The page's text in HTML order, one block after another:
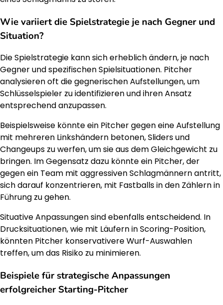
Wie variiert die Spielstrategie je nach Gegner und
Situation?
Die Spielstrategie kann sich erheblich ändern, je nach
Gegner und spezifischen Spielsituationen. Pitcher
analysieren oft die gegnerischen Aufstellungen, um
Schlüsselspieler zu identifizieren und ihren Ansatz
entsprechend anzupassen.
Beispielsweise könnte ein Pitcher gegen eine Aufstellung
mit mehreren Linkshändern betonen, Sliders und
Changeups zu werfen, um sie aus dem Gleichgewicht zu
bringen. Im Gegensatz dazu könnte ein Pitcher, der
gegen ein Team mit aggressiven Schlagmännern antritt,
sich darauf konzentrieren, mit Fastballs in den Zählern in
Führung zu gehen.
Situative Anpassungen sind ebenfalls entscheidend. In
Drucksituationen, wie mit Läufern in Scoring-Position,
könnten Pitcher konservativere Wurf-Auswahlen
treffen, um das Risiko zu minimieren.
Beispiele für strategische Anpassungen
erfolgreicher Starting-Pitcher